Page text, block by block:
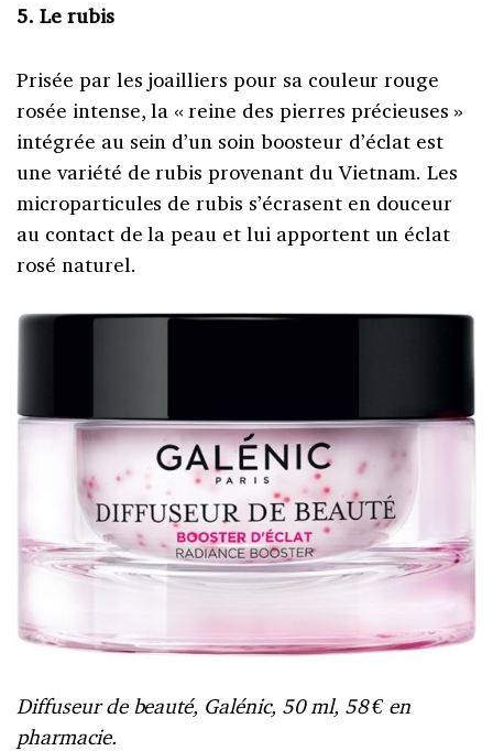
5. Le rubis
Prisée par les joailliers pour sa couleur rouge
rosée intense, la « reine des pierres précieuses »
intégrée au sein d’un soin boosteur d’éclat est
une variété de rubis provenant du Vietnam. Les
microparticules de rubis s’écrasent en douceur
au contact de la peau et lui apportent un éclat
rosé naturel.
Diffuseur de beauté, Galénic, 50 ml, 58 € en
pharmacie.